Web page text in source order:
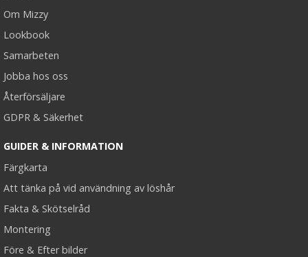
Om Mizzy
Lookbook
Samarbeten
Jobba hos oss
Återförsäljare
GDPR & Säkerhet
GUIDER & INFORMATION
Färgkarta
Att tänka på vid användning av löshår
Fakta & Skötselråd
Montering
Före & Efter bilder